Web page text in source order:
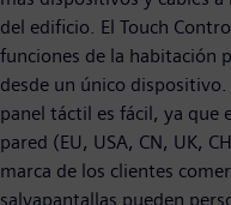
del edificio. El Touch
funciones de la habitación
desde un único
panel táctil es fácil, ya que
pared (EU, USA, CN, UK,
marca de los clientes
salvapantallas pueden